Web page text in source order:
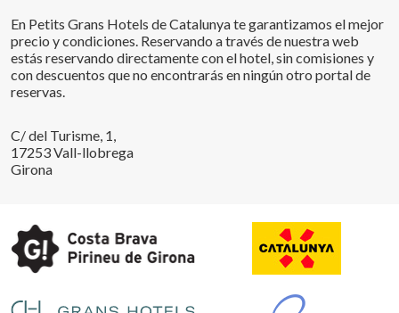
En Petits Grans Hotels de Catalunya te garantizamos el mejor
precio y condiciones. Reservando a través de nuestra web
estás reservando directamente con el hotel, sin comisiones y
con descuentos que no encontrarás en ningún otro portal de
reservas.
C/ del Turisme, 1,
17253 Vall-llobrega
Girona
Aceptar todas